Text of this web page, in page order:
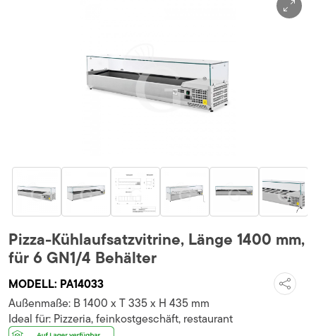
Pizza-Kühlaufsatzvitrine, Länge 1400 mm,
für 6 GN1/4 Behälter
MODELL: PA14033
Außenmaße: B 1400 x T 335 x H 435 mm
Ideal für: Pizzeria, feinkostgeschäft, restaurant